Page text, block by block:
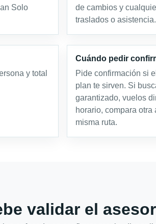
Solo
de cambios y
traslados o asistencia.
y total
Cuándo pedir
Pide confirmación si
plan te sirven. Si
garantizado, vuelos
horario, compara otra
misma ruta.
validar el